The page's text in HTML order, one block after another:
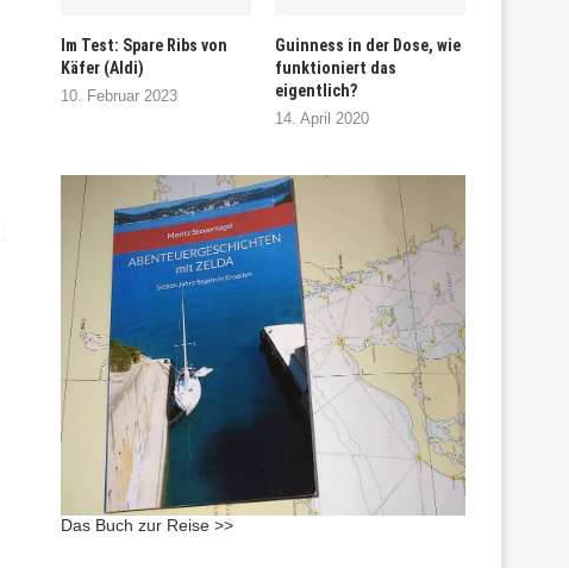
Im Test: Spare Ribs von
Käfer (Aldi)
10. Februar 2023
Guinness in der Dose, wie
funktioniert das
eigentlich?
14. April 2020
Das Buch zur Reise >>